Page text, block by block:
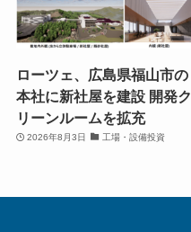
ローツェ、広島県福山市の
本社に新社屋を建設 開発ク
リーンルームを拡充
2026年8月3日 工場・設備投資